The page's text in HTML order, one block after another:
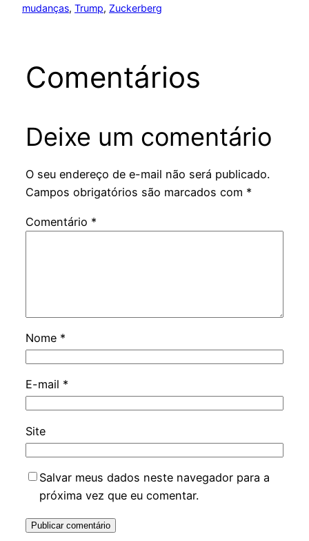
mudanças, Trump, Zuckerberg
Comentários
Deixe um comentário
O seu endereço de e-mail não será publicado.
Campos obrigatórios são marcados com *
Comentário *
Nome *
E-mail *
Site
Salvar meus dados neste navegador para a
próxima vez que eu comentar.